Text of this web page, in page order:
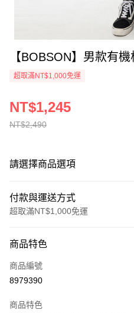
【BOBSON】男款有
超取滿NT$1,000免運
NT$2,490
NT$1,245
請選擇商品選項
付款與運送方式
超取滿NT$1,000免運
信用卡一次付款
Apple Pay
商品特色
商品編號
8979390
商品特色